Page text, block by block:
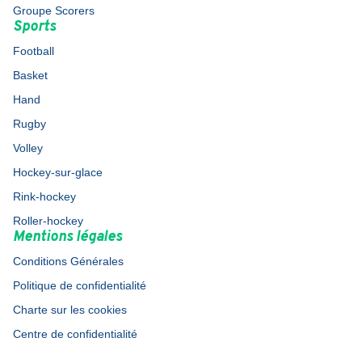
Groupe Scorers
Sports
Football
Basket
Hand
Rugby
Volley
Hockey-sur-glace
Rink-hockey
Roller-hockey
Mentions légales
Conditions Générales
Politique de confidentialité
Charte sur les cookies
Centre de confidentialité